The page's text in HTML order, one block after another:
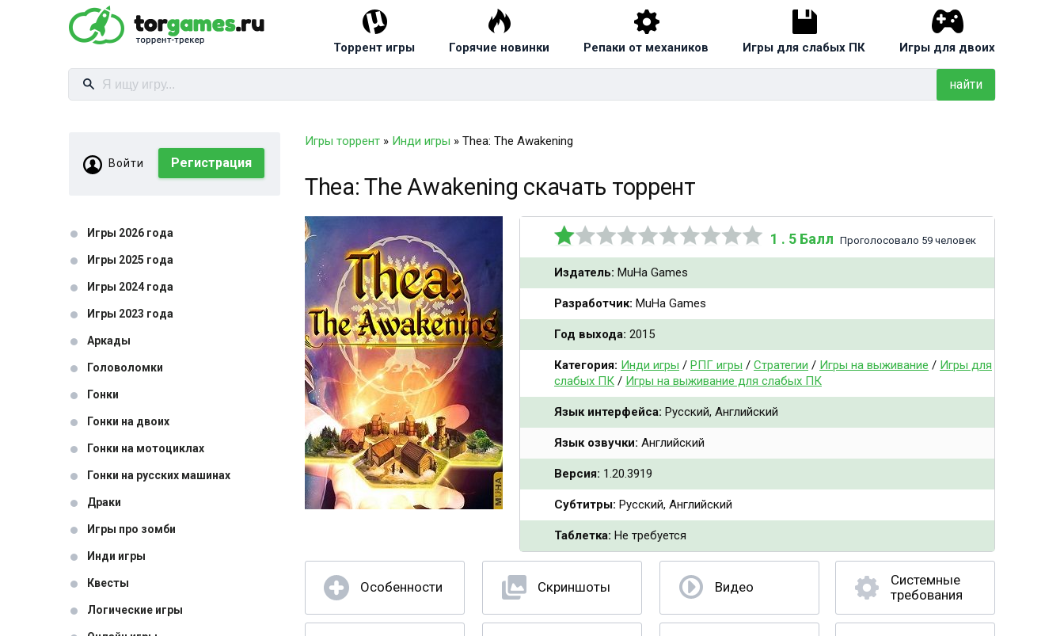
Торрент игры Горячие новинки Репаки от механиков Игры для слабых ПК Игры для двоих
найти
Войти Регистрация
Игры 2026 года
Игры 2025 года
Игры 2024 года
Игры 2023 года
Аркады
Головоломки
Гонки
Гонки на двоих
Гонки на мотоциклах
Гонки на русских машинах
Драки
Игры про зомби
Инди игры
Квесты
Логические игры
Игры торрент » Инди игры » Thea: The Awakening
Thea: The Awakening скачать торрент
1 . 5 Балл Проголосовало 59 человек
Издатель: MuHa Games
Разработчик: MuHa Games
Год выхода: 2015
Категория: Инди игры / РПГ игры / Стратегии / Игры на выживание / Игры для
слабых ПК / Игры на выживание для слабых ПК
Язык интерфейса: Русский, Английский
Язык озвучки: Английский
Версия: 1.20.3919
Субтитры: Русский, Английский
Таблетка: Не требуется
Особенности Скриншоты Видео
Системные
требования